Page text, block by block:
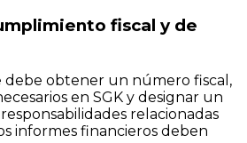
fiscal y de
debe obtener un número fiscal,
en SGK y designar un
relacionadas
informes financieros deben